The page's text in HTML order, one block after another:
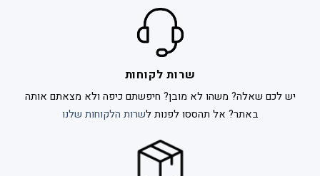
שרות לקוחות
יש לכם שאלה? משהו לא מובן? חיפשתם כיפה ולא מצאתם אותה
באתר? אל תהססו לפנות לשרות הלקוחות שלנו